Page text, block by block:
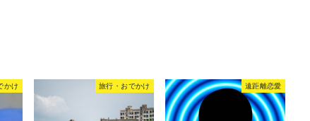
かけ 旅行・おでかけ 遠距離恋愛